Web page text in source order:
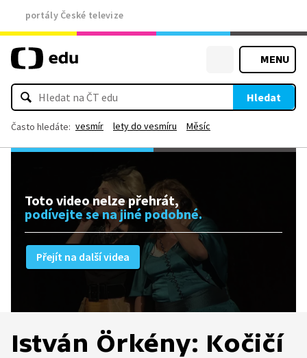
portály České televize
MENU
Hledat
Často hledáte: vesmír lety do vesmíru Měsíc
Toto video nelze přehrát,
podívejte se na jiné podobné.
Přejít na další videa
István Örkény: Kočičí